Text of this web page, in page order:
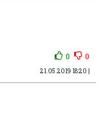
0 0
21.05.2019 18:20 |